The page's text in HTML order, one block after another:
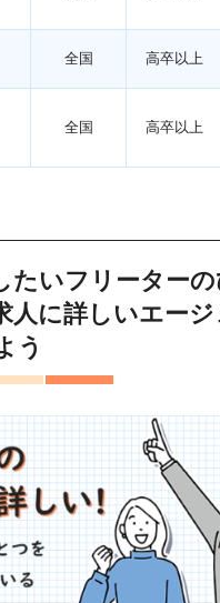
全国 高卒以上
全国 高卒以上
たいフリーターの
人に詳しいエージ
う